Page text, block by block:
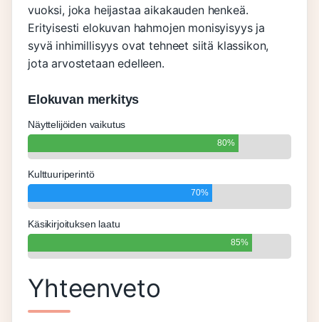
vuoksi, joka heijastaa aikakauden henkeä.
Erityisesti elokuvan hahmojen monisyisyys ja
syvä inhimillisyys ovat tehneet siitä klassikon,
jota arvostetaan edelleen.
Elokuvan merkitys
Näyttelijöiden vaikutus
80%
Kulttuuriperintö
70%
Käsikirjoituksen laatu
85%
Yhteenveto